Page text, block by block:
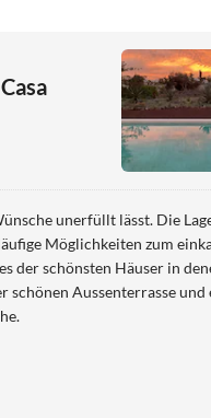
unerfüllt lässt. Die
Möglichkeiten zum
der schönsten Häuser in
schönen Aussenterrasse und